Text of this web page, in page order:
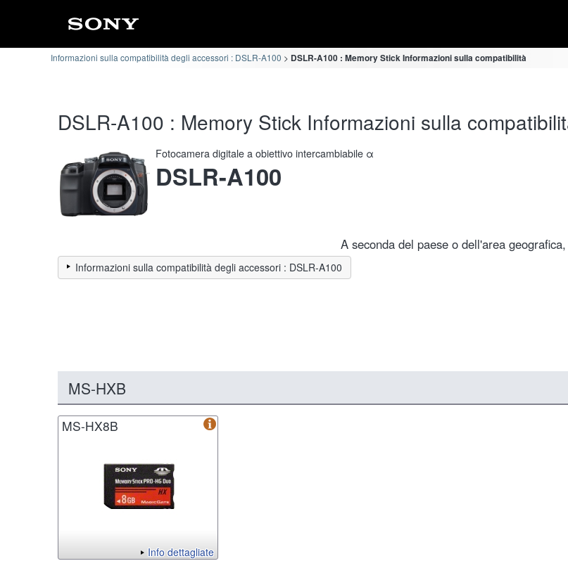
Informazioni sulla compatibilità degli accessori : DSLR-A100 DSLR-A100 : Memory Stick Informazioni sulla compatibilità
DSLR-A100 : Memory Stick Informazioni sulla
Fotocamera digitale a obiettivo intercambiabile α
DSLR-A100
A seconda del paese o dell'area
Informazioni sulla compatibilità degli accessori : DSLR-A100
MS-HXB
MS-HX8B
Info dettagliate